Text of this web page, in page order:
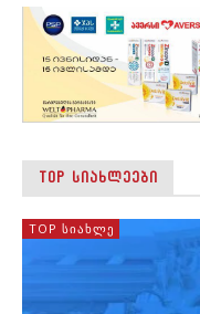
TOP ᲡᲘᲐᲮᲚᲔᲔᲑᲘ
TOP ᲡᲘᲐᲮᲚᲔ